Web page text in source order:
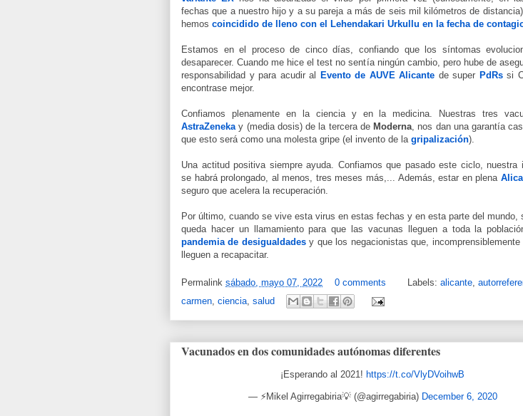
fechas que a nuestro hijo y a su pareja a más de seis mil kilómetros de
hemos coincidido de lleno con el Lehendakari Urkullu en la fecha de
Estamos en el proceso de cinco días, confiando que los síntomas
desaparecer. Cuando me hice el test no sentía ningún cambio, pero hube de
responsabilidad y para acudir al
Evento de AUVE Alicante de super PdRs si
encontrase mejor.
Confiamos plenamente en la ciencia y en la medicina. Nuestras tres
AstraZenekay (media dosis) de la tercera de Moderna, nos dan una garantía
que esto será como una molesta gripe (el invento de la gripalización).
Una actitud positiva siempre ayuda. Confiamos que pasado este ciclo, nuestra
se habrá prolongado, al menos, tres meses más,... Además, estar en plena
seguro que acelera la recuperación.
Por último, cuando se vive esta virus en estas fechas y en esta parte del mundo,
queda hacer un llamamiento para que las vacunas lleguen a toda la
pandemia de desigualdadesy que los negacionistas que, incomprensiblemente
lleguen a recapacitar.
Permalink sábado, mayo 07, 2022 0 comments Labels: alicante
carmen ciencia salud
Vacunados en dos comunidades autónomas diferentes
¡Esperando al 2021! https://t.co/VlyDVoihwB
— ⚡Mikel Agirregabiria💡 (@agirregabiria) December 6, 2020